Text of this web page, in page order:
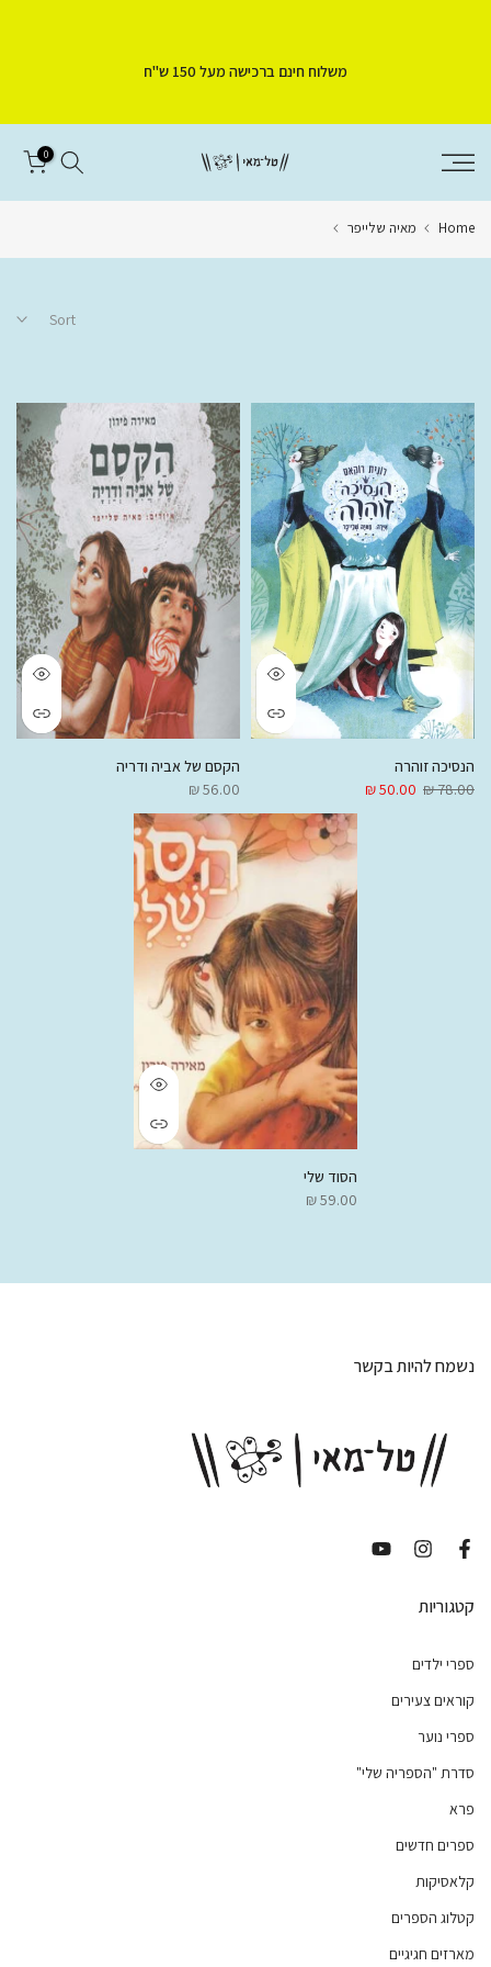
משלוח חינם ברכישה מעל 150 ש"ח
0
Home מאיה שלייפר
Sort
הנסיכה זוהרה
78.00 ₪
50.00 ₪
הקסם של אביה ודריה
56.00 ₪
הסוד שלי
59.00 ₪
נשמח להיות בקשר
קטגוריות
ספרי ילדים
קוראים צעירים
ספרי נוער
סדרת "הספריה שלי"
פרא
ספרים חדשים
קלאסיקות
קטלוג הספרים
מארזים חגיגיים